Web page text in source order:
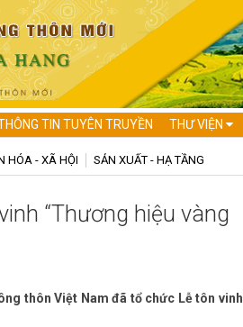
TIN TUYÊN TRUYỀN THƯ VIỆN
HÓA - XÃ HỘI SẢN XUẤT - HẠ TẦNG
“Thương hiệu vàng
thôn Việt Nam đã tổ chức Lễ tôn vinh